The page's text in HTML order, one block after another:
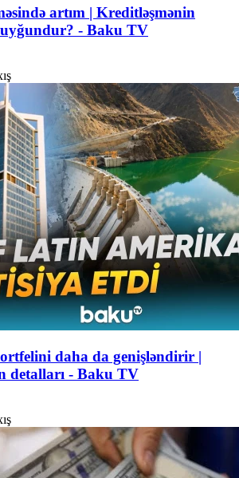
artım | Kreditləşmənin
uyğundur? - Baku TV
daha da genişləndirir |
detalları - Baku TV